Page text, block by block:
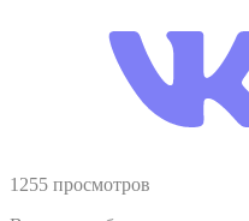
1255 просмотров